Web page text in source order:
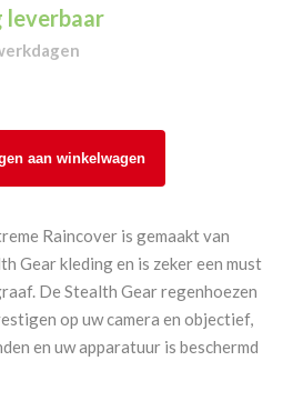
leverbaar
aan winkelwagen
Raincover is gemaakt van
Gear kleding en is zeker een must
De Stealth Gear regenhoezen
op uw camera en objectief,
en uw apparatuur is beschermd